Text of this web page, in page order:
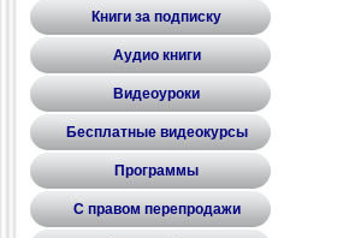
Книги за подписку
Аудио книги
Видеоуроки
Бесплатные видеокурсы
Программы
С правом перепродажи